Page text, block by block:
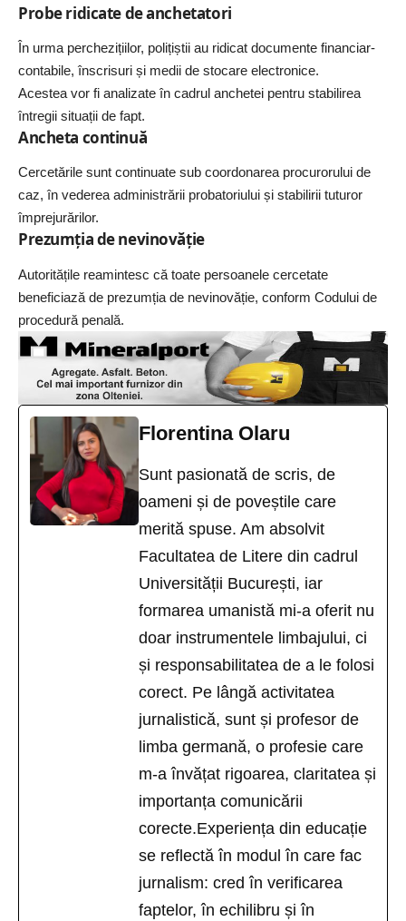
Probe ridicate de anchetatori
În urma perchezițiilor, polițiștii au ridicat documente financiar-
contabile, înscrisuri și medii de stocare electronice.
Acestea vor fi analizate în cadrul anchetei pentru stabilirea
întregii situații de fapt.
Ancheta continuă
Cercetările sunt continuate sub coordonarea procurorului de
caz, în vederea administrării probatoriului și stabilirii tuturor
împrejurărilor.
Prezumția de nevinovăție
Autoritățile reamintesc că toate persoanele cercetate
beneficiază de prezumția de nevinovăție, conform Codului de
procedură penală.
Florentina Olaru
Sunt pasionată de scris, de
oameni și de poveștile care
merită spuse. Am absolvit
Facultatea de Litere din cadrul
Universității București, iar
formarea umanistă mi-a oferit nu
doar instrumentele limbajului, ci
și responsabilitatea de a le folosi
corect. Pe lângă activitatea
jurnalistică, sunt și profesor de
limba germană, o profesie care
m-a învățat rigoarea, claritatea și
importanța comunicării
corecte.Experiența din educație
se reflectă în modul în care fac
jurnalism: cred în verificarea
faptelor, în echilibru și în